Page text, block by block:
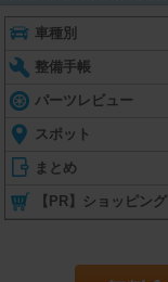
車種別
整備手帳
パーツレビュー
スポット
まとめ
【PR】ショッピング